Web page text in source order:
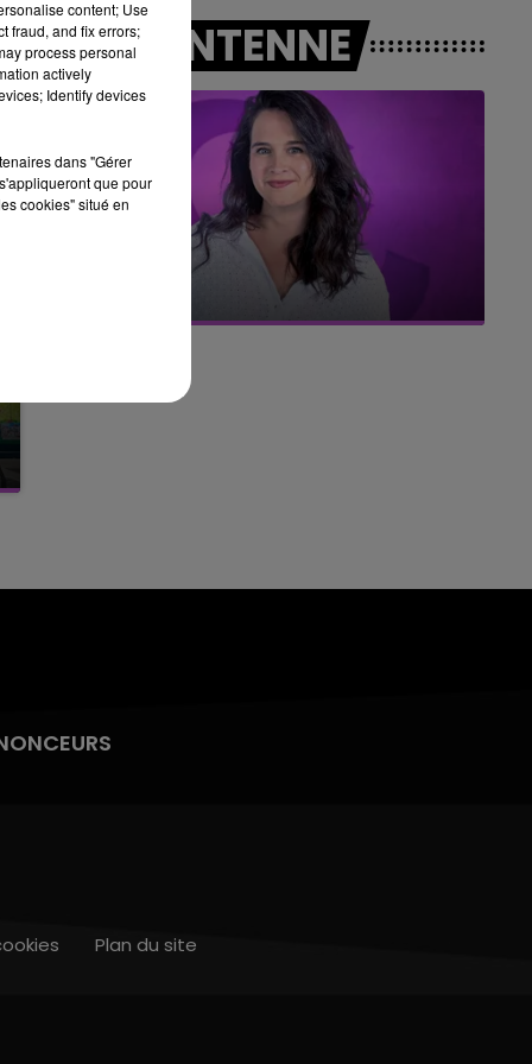
16h00 - 20h00
LE WEEK-END CHAMPAGNE FM
A L'ANTENNE
Le week-end Champagne FM
Plan du site
content; Use
fraud, and fix errors;
process personal
actively
Identify devices
dans "Gérer
que pour
cookies" situé en